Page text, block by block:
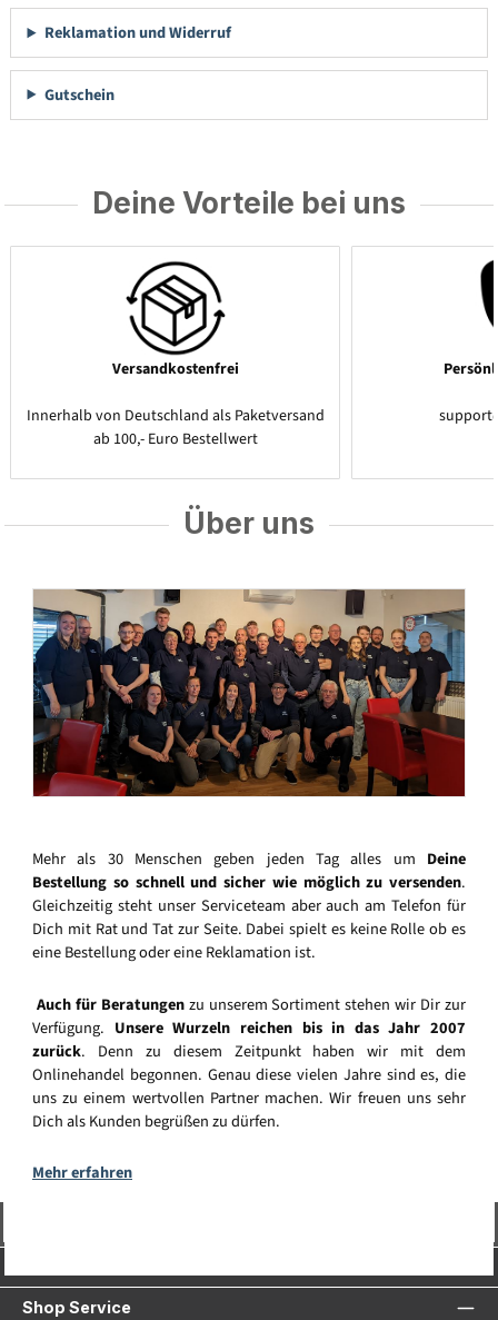
Reklamation und Widerruf
Gutschein
Deine Vorteile bei uns
Versandkostenfrei
Innerhalb von Deutschland als Paketversand
ab 100,- Euro Bestellwert
Über uns
Mehr als 30 Menschen geben jeden Tag alles um Deine
Bestellung so schnell und sicher wie möglich zu versenden.
Gleichzeitig steht unser Serviceteam aber auch am Telefon für
Dich mit Rat und Tat zur Seite. Dabei spielt es keine Rolle ob es
eine Bestellung oder eine Reklamation ist.
Auch für Beratungenzu unserem Sortiment stehen wir Dir zur
Verfügung. Unsere Wurzeln reichen bis in das Jahr 2007
zurück. Denn zu diesem Zeitpunkt haben wir mit dem
Onlinehandel begonnen. Genau diese vielen Jahre sind es, die
uns zu einem wertvollen Partner machen. Wir freuen uns sehr
Dich als Kunden begrüßen zu dürfen.
Mehr erfahren
Shop Service